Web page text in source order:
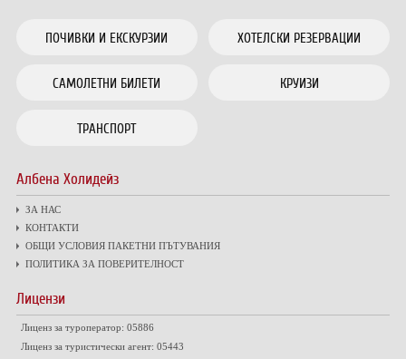
ПОЧИВКИ И ЕКСКУРЗИИ ХОТЕЛСКИ РЕЗЕРВАЦИИ
САМОЛЕТНИ БИЛЕТИ КРУИЗИ
ТРАНСПОРТ
Албена Холидейз
ЗА НАС
КОНТАКТИ
ОБЩИ УСЛОВИЯ ПАКЕТНИ ПЪТУВАНИЯ
ПОЛИТИКА ЗА ПОВЕРИТЕЛНОСТ
Лицензи
Лиценз за туроператор: 05886
Лиценз за туристически агент: 05443